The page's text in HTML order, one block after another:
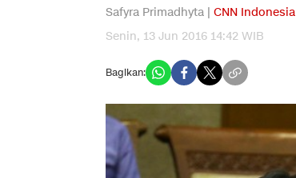
Safyra Primadhyta | CNN Indonesia
Senin, 13 Jun 2016 14:42 WIB
Bagikan: